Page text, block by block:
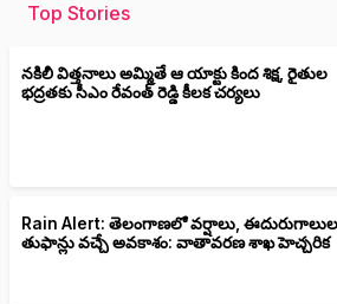
Top Stories
నకిలీ విత్తనాలు అమ్మితే ఆ యాక్టు కింద శిక్ష, రైతుల
భద్రతకు సీఎం రేవంత్ రెడ్డి కీలక చర్యలు
Rain Alert: తెలంగాణలో వర్షాలు,
తుఫాన్లు వచ్చే అవకాశం: వాతావరణ శాఖ హెచ్చరిక